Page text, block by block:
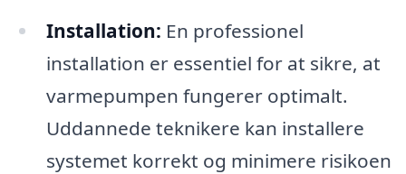
Installation: En professionel
installation er essentiel for at sikre, at
varmepumpen fungerer optimalt.
Uddannede teknikere kan installere
systemet korrekt og minimere risikoen